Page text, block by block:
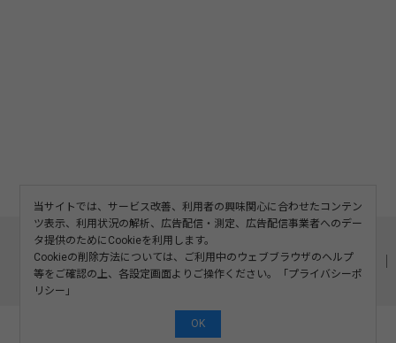
このサイトについて 利用規約
記事の二次利用について
プライバシーポリシー
お問い合わせ
運営会社
©2008-2026 SOSHINSHA All Rights Reserved.
当サイトでは、サービス改善、利用者の興味関心に合わせたコンテン
ツ表示、利用状況の解析、広告配信・測定、広告配信事業者へのデー
タ提供のためにCookieを利用します。
Cookieの削除方法については、ご利用中のウェブブラウザのヘルプ
等をご確認の上、各設定画面よりご操作ください。「プライバシーポ
リシー 」
OK